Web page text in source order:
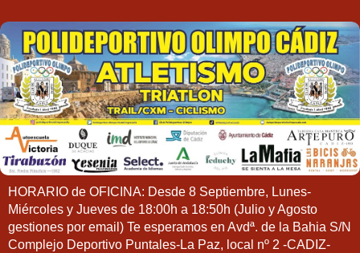
HORARIO de OFICINA: Desde 8 Septiembre, Lunes-
Miércoles y Jueves de 18:00h a 18:50h (Julio y Agosto
gestiones por email) Te esperamos en Avdª. de la Bahia S/N
Complejo Deportivo Puntales-La Paz, local nº 2 -CADIZ-